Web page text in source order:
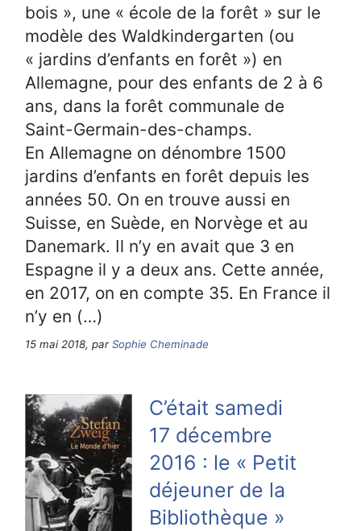
bois », une « école de la forêt » sur le
modèle des Waldkindergarten (ou
« jardins d’enfants en forêt ») en
Allemagne, pour des enfants de 2 à 6
ans, dans la forêt communale de
Saint-Germain-des-champs.
En Allemagne on dénombre 1500
jardins d’enfants en forêt depuis les
années 50. On en trouve aussi en
Suisse, en Suède, en Norvège et au
Danemark. Il n’y en avait que 3 en
Espagne il y a deux ans. Cette année,
en 2017, on en compte 35. En France il
n’y en (…)
15 mai 2018, parSophie Cheminade
C’était samedi
17 décembre
2016 : le « Petit
déjeuner de la
Bibliothèque »